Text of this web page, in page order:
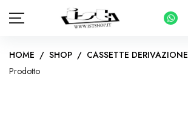
HOME / SHOP / CASSETTE DERIVAZIONE
Prodotto